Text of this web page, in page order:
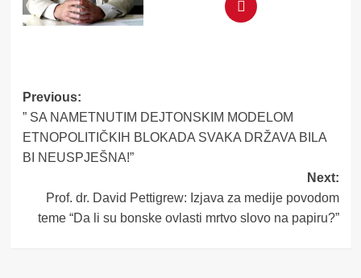
Post
navigation
Previous:
” SA NAMETNUTIM DEJTONSKIM MODELOM
ETNOPOLITIČKIH BLOKADA SVAKA DRŽAVA BILA
BI NEUSPJEŠNA!”
Next:
Prof. dr. David Pettigrew: Izjava za medije povodom
teme “Da li su bonske ovlasti mrtvo slovo na papiru?”